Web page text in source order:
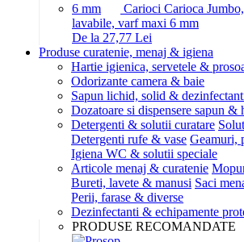
Carioci Carioca
lavabile, varf maxi 6 mm
De la 27,77 Lei
Produse curatenie, menaj & igiena
Hartie igienica, servetele &
Odorizante camera & baie
Sapun lichid, solid &
Dozatoare si dispensere sapun &
Detergenti & solutii curatare
Detergenti rufe & vase Geamuri,
Igiena WC & solutii speciale
Articole menaj & curatenie
Bureti, lavete & manusi Saci
Perii, farase & diverse
Dezinfectanti & echipamente
PRODUSE RECOMANDATE